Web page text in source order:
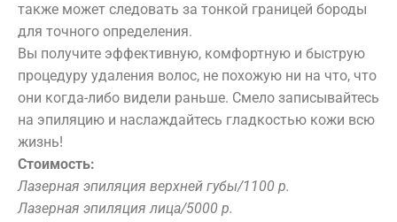
также может следовать за тонкой границей бороды
для точного определения.
Вы получите эффективную, комфортную и быструю
процедуру удаления волос, не похожую ни на что, что
они когда-либо видели раньше. Смело записывайтесь
на эпиляцию и наслаждайтесь гладкостью кожи всю
жизнь!
Стоимость:
Лазерная эпиляция верхней губы/1100 р.
Лазерная эпиляция лица/5000 р.
Косметология
Лицо
Уходы
Аппаратная
SPA
Программы
[ Comfort
Салон
Красоты
ДНК-тест
SPA
Этикет
О КОМПАНИИ: ФИЛОСОФИЯ
СПЕЦИАЛИСТЫ ПРЕЙСКУРАНТ
ОТЗЫВЫ
ЛИЦЕНЗИИ ДОКУМЕНТЫ